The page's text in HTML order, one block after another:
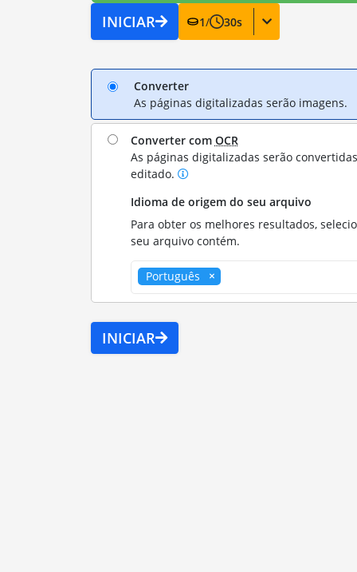
INICIAR 1/ 30s
Converter
As páginas digitalizadas serão imagens.
Converter com OCR
As páginas digitalizadas serão
editado.
Idioma de origem do seu arquivo
Para obter os melhores resultados,
seu arquivo contém.
Português
INICIAR